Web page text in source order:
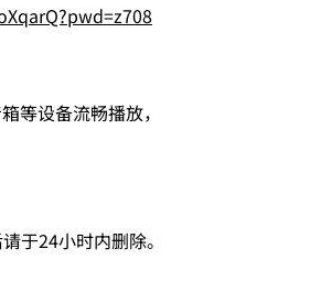
等设备流畅播放，
于24小时内删除。